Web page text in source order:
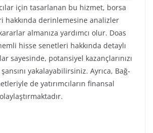
için tasarlanan bu hizmet, borsa
hakkında derinlemesine analizler
almanıza yardımcı olur. Doas
hisse senetleri hakkında detaylı
sayesinde, potansiyel kazançlarınızı
yakalayabilirsiniz. Ayrıca, Bağ-
de yatırımcıların finansal